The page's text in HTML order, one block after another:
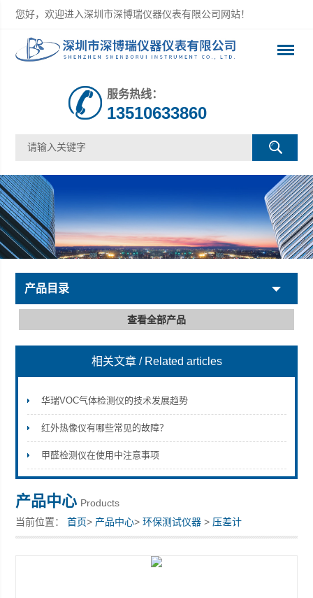
您好，欢迎进入深圳市深博瑞仪器仪表有限公司网站！
深圳市深博瑞仪器仪表有限公司
服务热线：
13510633860
产品目录
查看全部产品
相关文章 / Related articles
华瑞VOC气体检测仪的技术发展趋势
红外热像仪有哪些常见的故障？
甲醛检测仪在使用中注意事项
产品中心 Products
当前位置：首页> 产品中心>环保测试仪器 > 压差计